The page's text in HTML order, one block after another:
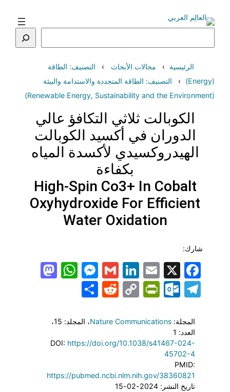
المحتوى
الرئيسية مجالات الأبحاث
التصنيف: الطاقة
(Energy)
التصنيف: الطاقة المتجددة والاستدامة والبيئة
(Renewable Energy, Sustainability and the Environment)
الكوبالت ثلاثي التكافؤ عالي
الدوران في أكسيد الكوبالت
الهيدروكسيدي لأكسدة المياه
بكفاءة
High-Spin Co3+ In Cobalt
Oxyhydroxide For Efficient
Water Oxidation
شارك:
Facebook
X
Email
LinkedIn
Gmail
Telegram
Outlook.com
PrintFriendly
Copy
Reddit
Share
المجلة: Nature Communications، المجلد: 15
،
العدد: 1
DOI: https://doi.org/10.1038/s41467-024-
45702-4
PMID:
https://pubmed.ncbi.nlm.nih.gov/38360821
تاريخ النشر: 2024-02-15